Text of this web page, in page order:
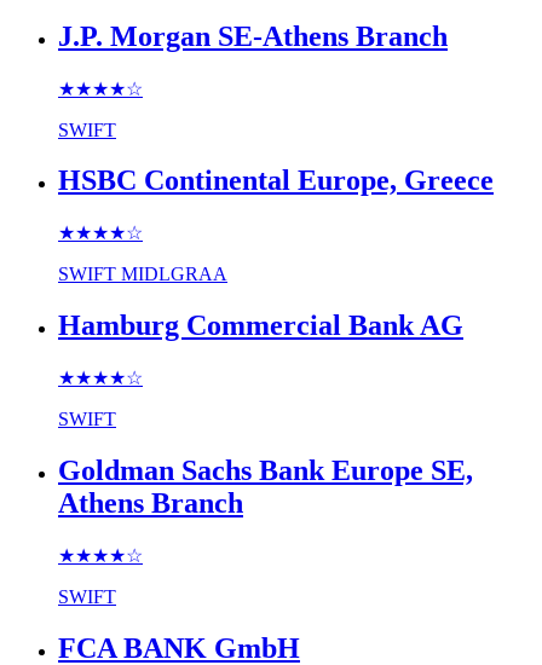
J.P. Morgan SE-Athens Branch
★★★★☆
SWIFT
HSBC Continental Europe, Greece
★★★★☆
SWIFT MIDLGRAA
Hamburg Commercial Bank AG
★★★★☆
SWIFT
Goldman Sachs Bank Europe SE,
Athens Branch
★★★★☆
SWIFT
FCA BANK GmbH